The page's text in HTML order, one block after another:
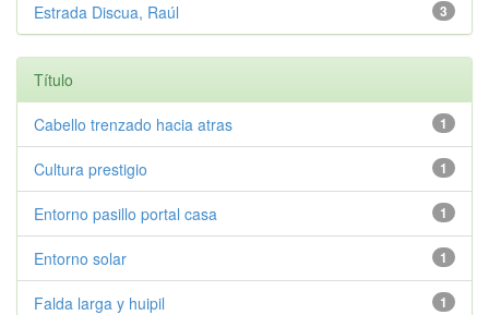
3
Estrada Discua, Raúl
Título
1
Cabello trenzado hacia atras
1
Cultura prestigio
1
Entorno pasillo portal casa
1
Entorno solar
1
Falda larga y huipil